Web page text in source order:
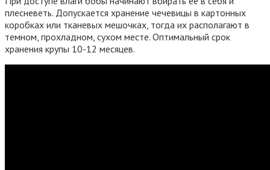
плесневеть. Допускается хранение чечевицы в картонных
коробках или тканевых мешочках, тогда их располагают в
темном, прохладном, сухом месте. Оптимальный срок
хранения крупы 10-12 месяцев.